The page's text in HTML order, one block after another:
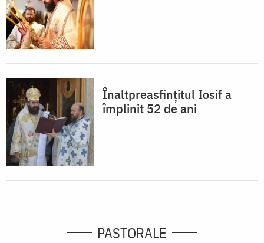
Înaltpreasfinţitul Iosif a
împlinit 52 de ani
PASTORALE